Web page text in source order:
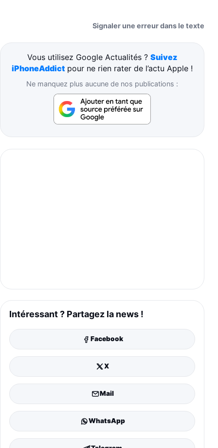
Signaler une erreur dans le texte
Vous utilisez Google Actualités ? Suivez
iPhoneAddict pour ne rien rater de l’actu Apple !
Ne manquez plus aucune de nos publications :
Intéressant ? Partagez la news !
Facebook
X
Mail
WhatsApp